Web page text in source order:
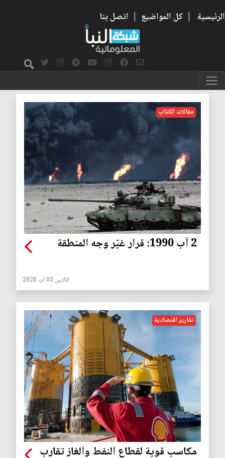
الرئيسية | كل المواضيع | اتصل بنا
الجيوسياسية
مقالات الكتاب
2 آب 1990: قرار غيّر وجه المنطقة
الأثنين 03 آب 2026
تقارير اقتصادية
مكاسب قوية لقطاع النفط والغاز تقارب